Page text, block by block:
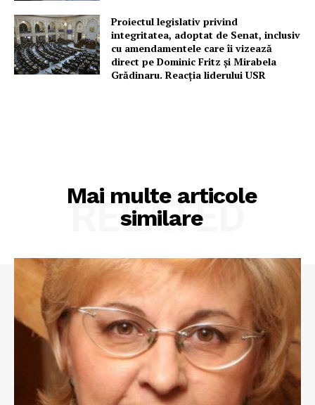
Proiectul legislativ privind
integritatea, adoptat de Senat, inclusiv
cu amendamentele care îi vizează
direct pe Dominic Fritz și Mirabela
Grădinaru. Reacția liderului USR
Mai multe articole
similare
RELATED